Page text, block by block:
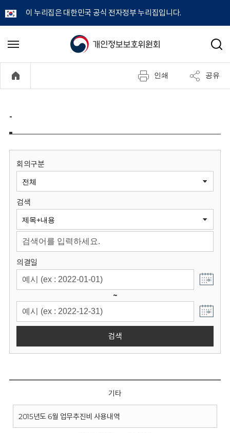
이 누리집은 대한민국 공식 전자정부 누리집입니다.
개
정
보
원
회
메
기
검
인쇄 공유
-
회의구분
검색
의결일
~
검색
기타
2015년도 6월 업무추진비 사용내역